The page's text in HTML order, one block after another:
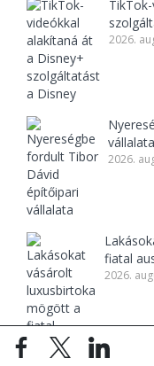
2026.
vállalata
2026.
fiatal
2026.